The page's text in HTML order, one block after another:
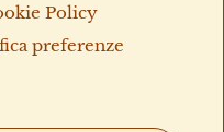
Policy
preferenze